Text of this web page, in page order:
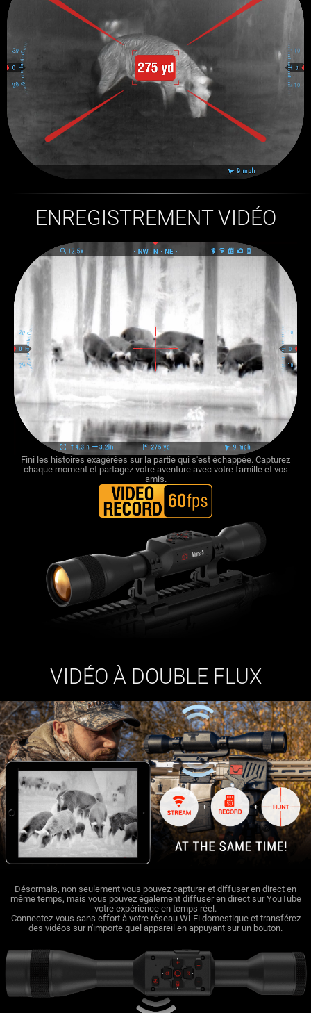
ENREGISTREMENT VIDÉO
Fini les histoires exagérées sur la partie qui s'est échappée. Capturez
chaque moment et partagez votre aventure avec votre famille et vos
amis.
VIDÉO À DOUBLE FLUX
Désormais, non seulement vous pouvez capturer et diffuser en direct en
même temps, mais vous pouvez également diffuser en direct sur YouTube
votre expérience en temps réel.
Connectez-vous sans effort à votre réseau Wi-Fi domestique et transférez
des vidéos sur n'importe quel appareil en appuyant sur un bouton.